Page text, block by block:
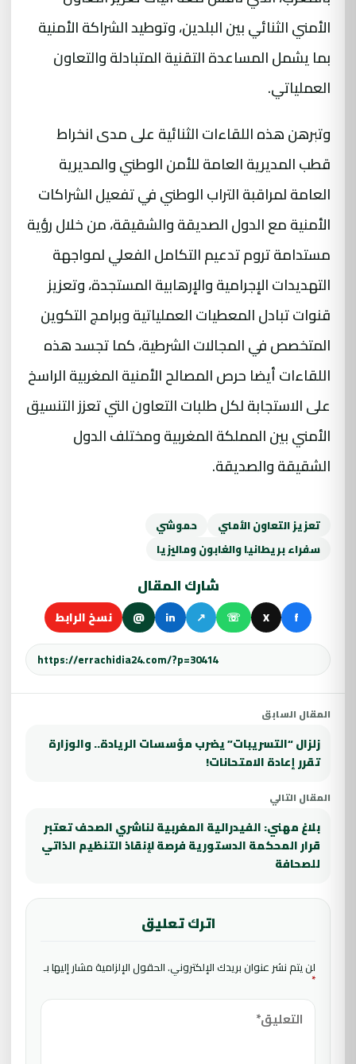
الأمني الثنائي بين البلدين، وتوطيد الشراكة الأمنية
بما يشمل المساعدة التقنية المتبادلة والتعاون
العملياتي.
وتبرهن هذه اللقاءات الثنائية على مدى انخراط
قطب المديرية العامة للأمن الوطني والمديرية
العامة لمراقبة التراب الوطني في تفعيل الشراكات
الأمنية مع الدول الصديقة والشقيقة، من خلال رؤية
مستدامة تروم تدعيم التكامل الفعلي لمواجهة
التهديدات الإجرامية والإرهابية المستجدة، وتعزيز
قنوات تبادل المعطيات العملياتية وبرامج التكوين
المتخصص في المجالات الشرطية، كما تجسد هذه
اللقاءات أيضا حرص المصالح الأمنية المغربية الراسخ
على الاستجابة لكل طلبات التعاون التي تعزز التنسيق
الأمني بين المملكة المغربية ومختلف الدول
الشقيقة والصديقة.
تعزيز التعاون الأمني
حموشي
سفراء بريطانيا والغابون وماليزيا
شارك المقال
f
X
☏
↗
in
@ نسخ الرابط
المقال السابق
زلزال “التسريبات” يضرب مؤسسات الريادة.. والوزارة
تقرر إعادة الامتحانات!
المقال التالي
بلاغ مهني: الفيدرالية المغربية لناشري الصحف تعتبر
قرار المحكمة الدستورية فرصة لإنقاذ التنظيم الذاتي
للصحافة
اترك تعليق
لن يتم نشر عنوان بريدك الإلكتروني.الحقول الإلزامية مشار إليها بـ
*